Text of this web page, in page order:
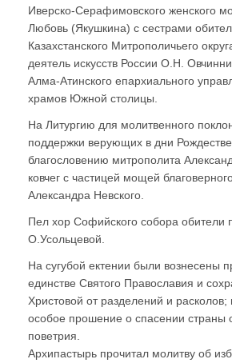
Иверско-Серафимовского женского
Любовь (Якушкина) с сестрами
Казахстанского Митрополичьего
деятель искусств России О.Н.
Алма-Атинского епархиального
храмов Южной столицы.
На Литургию для молитвенного
поддержки верующих в дни
благословению митрополита
ковчег с частицей мощей
Александра Невского.
Пел хор Софийского собора обители
О.Усольцевой.
На сугубой ектении были вознесены
единстве Святого Православия и
Христовой от разделений и расколов;
особое прошение о спасении страны
поветрия.
Архипастырь прочитал молитву об